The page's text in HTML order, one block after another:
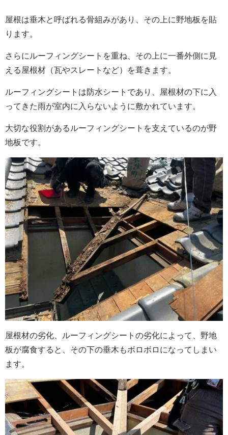
屋根は垂木と呼ばれる骨組みがあり、その上に野地板を貼
ります。
さらにルーフィングシートを重ね、その上に一番外側に見
える屋根材（瓦やスレートなど）を葺きます。
ルーフィングシートは防水シートであり、屋根材の下に入
ってきた雨が室内に入らないように敷かれています。
大切な役割があるルーフィングシートを支えているのが野
地板です。
屋根材の劣化、ルーフィングシートの劣化によって、野地
板が腐食すると、その下の垂木もボロボロになってしまい
ます。